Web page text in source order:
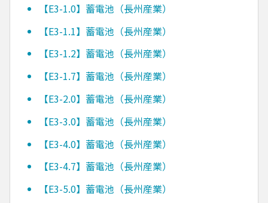
【E3-1.0】蓄電池（長州産業）
【E3-1.1】蓄電池（長州産業）
【E3-1.2】蓄電池（長州産業）
【E3-1.7】蓄電池（長州産業）
【E3-2.0】蓄電池（長州産業）
【E3-3.0】蓄電池（長州産業）
【E3-4.0】蓄電池（長州産業）
【E3-4.7】蓄電池（長州産業）
【E3-5.0】蓄電池（長州産業）